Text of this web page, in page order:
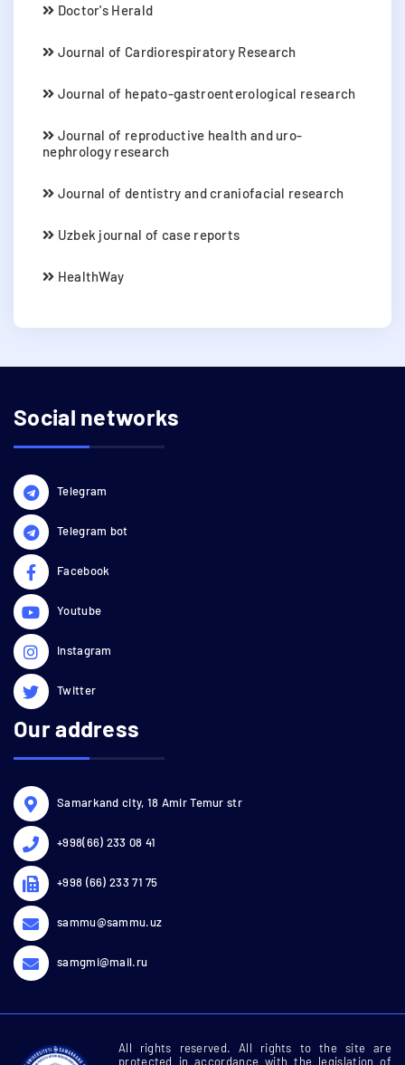
Doctor's Herald
Journal of Cardiorespiratory Research
Journal of hepato-gastroenterological research
Journal of reproductive health and uro-
nephrology research
Journal of dentistry and craniofacial research
Uzbek journal of case reports
HealthWay
Social networks
Telegram
Telegram bot
Facebook
Youtube
Instagram
Twitter
Our address
Samarkand city, 18 Amir Temur str
+998(66) 233 08 41
+998 (66) 233 71 75
sammu@sammu.uz
samgmi@mail.ru
All rights reserved. All rights to the site are
protected in accordance with the legislation of